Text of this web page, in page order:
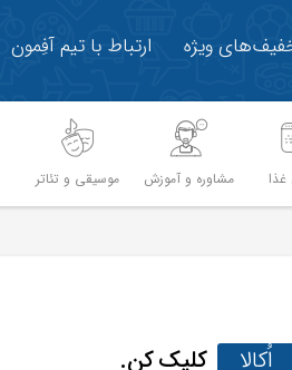
ویژه ارتباط با تیم آفِمون
مشاوره و آموزش موسیقی و تئاتر
اُکالا کلیک کن.